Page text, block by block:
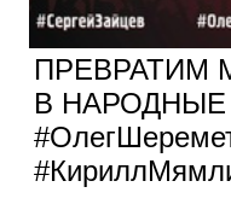
ПРЕВРАТИМ
В